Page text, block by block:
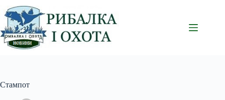
Перейти
до
вмісту
Стампот